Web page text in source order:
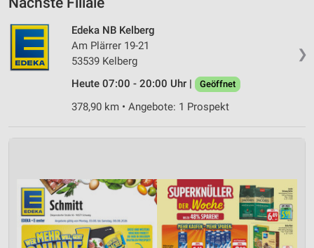
❯
Edeka NB Kelberg
Am Plärrer 19-21
53539 Kelberg
Heute 07:00 - 20:00 Uhr |
Geöffnet
378,90 km • Angebote: 1 Prospekt